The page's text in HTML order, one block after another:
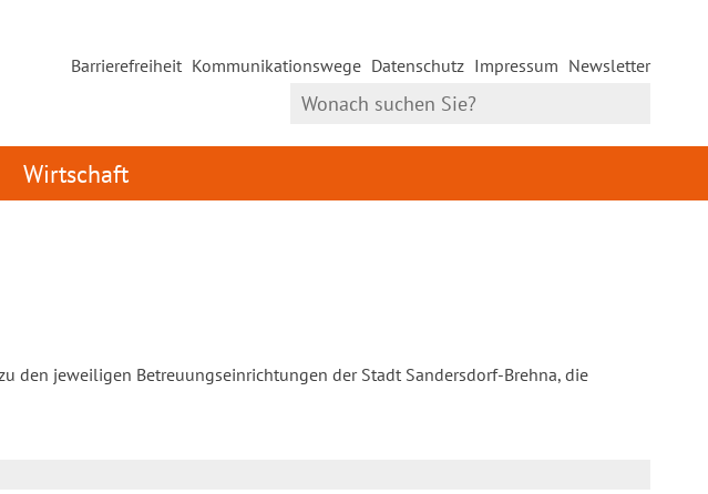
Barrierefreiheit Kommunikationswege Datenschutz Impressum Newsletter
Wirtschaft
den jeweiligen Betreuungseinrichtungen der Stadt Sandersdorf-Brehna, die